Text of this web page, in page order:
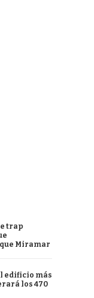
trap
Miramar
edificio más
los 470